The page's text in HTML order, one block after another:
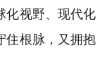
化视野、现代化
住根脉，又拥抱